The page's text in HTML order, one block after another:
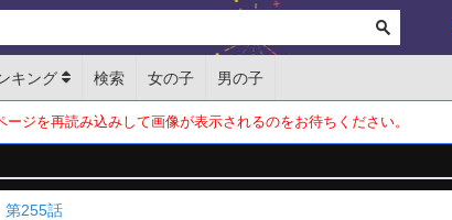
キング 検索 女の子 男の子
ジを再読み込みして画像が表示されるのをお待ちください。
第255話